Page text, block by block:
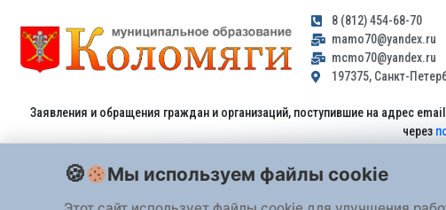
8 (812) 454-68-70
mamo70@yandex.ru
mcmo70@yandex.ru
197375, Санкт-
Заявления и обращения граждан и организаций, поступившие на адрес
через
Мы используем файлы cookie